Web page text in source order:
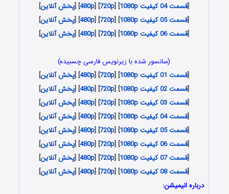
[قسمت 04 کیفیت 1080p ] [
720p
] [
480p
] [پخش آنلاین]
[قسمت 05 کیفیت 1080p ] [
720p
] [
480p
] [پخش آنلاین]
[قسمت 06 کیفیت 1080p ] [
720p
] [
480p
] [پخش آنلاین]
(سانسور شده با زیرنویس فارسی چسبیده)
[قسمت 01 کیفیت 1080p ] [
720p
] [
480p
] [پخش آنلاین]
[قسمت 02 کیفیت 1080p ] [
720p
] [
480p
] [پخش آنلاین]
[قسمت 03 کیفیت 1080p ] [
720p
] [
480p
] [پخش آنلاین]
[قسمت 04 کیفیت 1080p ] [
720p
] [
480p
] [پخش آنلاین]
[قسمت 05 کیفیت 1080p ] [
720p
] [
480p
] [پخش آنلاین]
[قسمت 06 کیفیت 1080p ] [
720p
] [
480p
] [پخش آنلاین]
[قسمت 07 کیفیت 1080p ] [
720p
] [
480p
] [پخش آنلاین]
[قسمت 08 کیفیت 1080p ] [
720p
] [
480p
] [پخش آنلاین]
درباره انیمیشن: